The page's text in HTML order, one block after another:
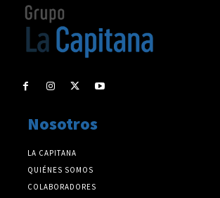
Nosotros
LA CAPITANA
QUIÉNES SOMOS
COLABORADORES